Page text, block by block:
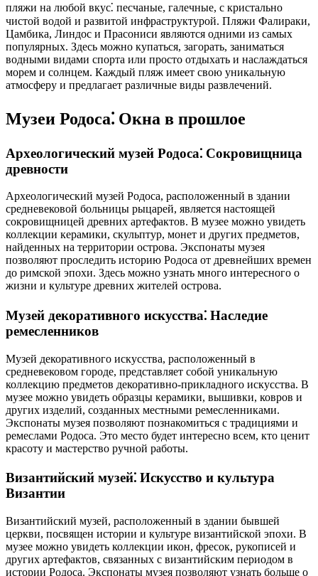
пляжи на любой вкус⁚ песчаные, галечные, с кристально
чистой водой и развитой инфраструктурой. Пляжи Фалираки,
Цамбика, Линдос и Прасониси являются одними из самых
популярных. Здесь можно купаться, загорать, заниматься
водными видами спорта или просто отдыхать и наслаждаться
морем и солнцем. Каждый пляж имеет свою уникальную
атмосферу и предлагает различные виды развлечений.
Музеи Родоса⁚ Окна в прошлое
Археологический музей Родоса⁚ Сокровищница
древности
Археологический музей Родоса, расположенный в здании
средневековой больницы рыцарей, является настоящей
сокровищницей древних артефактов. В музее можно увидеть
коллекции керамики, скульптур, монет и других предметов,
найденных на территории острова. Экспонаты музея
позволяют проследить историю Родоса от древнейших времен
до римской эпохи. Здесь можно узнать много интересного о
жизни и культуре древних жителей острова.
Музей декоративного искусства⁚ Наследие
ремесленников
Музей декоративного искусства, расположенный в
средневековом городе, представляет собой уникальную
коллекцию предметов декоративно-прикладного искусства. В
музее можно увидеть образцы керамики, вышивки, ковров и
других изделий, созданных местными ремесленниками.
Экспонаты музея позволяют познакомиться с традициями и
ремеслами Родоса. Это место будет интересно всем, кто ценит
красоту и мастерство ручной работы.
Византийский музей⁚ Искусство и культура
Византии
Византийский музей, расположенный в здании бывшей
церкви, посвящен истории и культуре византийской эпохи. В
музее можно увидеть коллекции икон, фресок, рукописей и
других артефактов, связанных с византийским периодом в
истории Родоса. Экспонаты музея позволяют узнать больше о